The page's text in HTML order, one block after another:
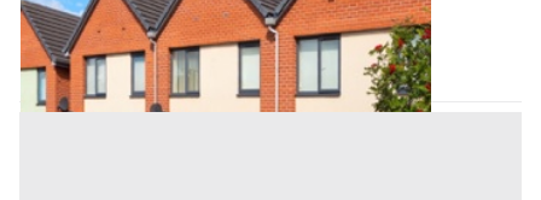
Monte di Malo (Vicenza)
Codice asta:27b53def
Asta chiusa